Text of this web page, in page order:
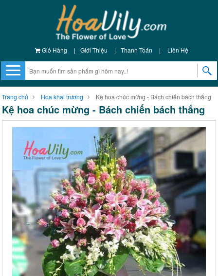
Giỏ Hàng | Giới Thiệu | Thanh Toán | Liên Hệ
Trang chủ Hoa khai trương Kệ hoa chúc mừng - Bách chiến bách thắng
Kệ hoa chúc mừng - Bách chiến bách thắng